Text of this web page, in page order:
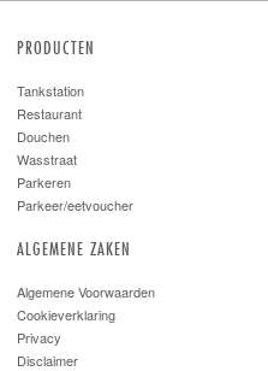
PRODUCTEN
Tankstation
Restaurant
Douchen
Wasstraat
Parkeren
Parkeer/eetvoucher
ALGEMENE ZAKEN
Algemene Voorwaarden
Cookieverklaring
Privacy
Disclaimer